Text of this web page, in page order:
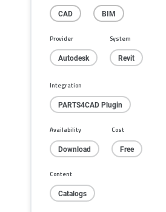
CAD BIM
Provider
Autodesk
System
Revit
Integration
PARTS4CAD Plugin
Availability
Download
Cost
Free
Content
Catalogs